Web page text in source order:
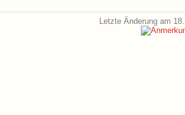
Letzte Änderung am